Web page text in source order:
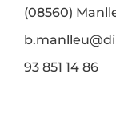
(08560)
93 851 14 86